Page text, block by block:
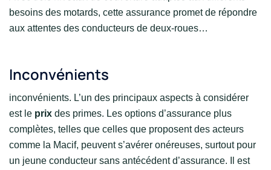
besoins des motards, cette assurance promet de répondre
aux attentes des conducteurs de deux-roues…
Inconvénients
inconvénients. L’un des principaux aspects à considérer
est le prix des primes. Les options d’assurance plus
complètes, telles que celles que proposent des acteurs
comme la Macif, peuvent s’avérer onéreuses, surtout pour
un jeune conducteur sans antécédent d’assurance. Il est